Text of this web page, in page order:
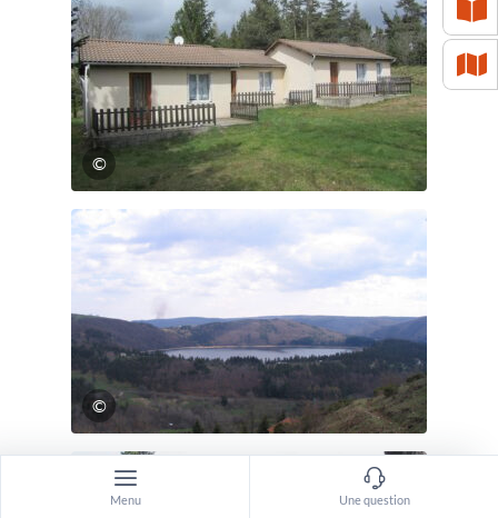
©
©
Menu Une question